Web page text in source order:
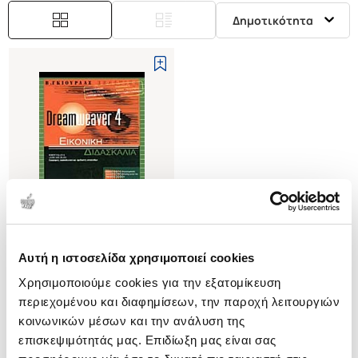
Αυτή η ιστοσελίδα χρησιμοποιεί cookies
Χρησιμοποιούμε cookies για την εξατομίκευση
περιεχομένου και διαφημίσεων, την παροχή λειτουργιών
κοινωνικών μέσων και την ανάλυση της
επισκεψιμότητάς μας. Επιδίωξη μας είναι σας
Δημοτικότητα
(0)
DREAMWEAVER 4 (ΜΕ CD-ROM)
FULLER ROBERT
Κωδ. Πολιτείας:0880-0053